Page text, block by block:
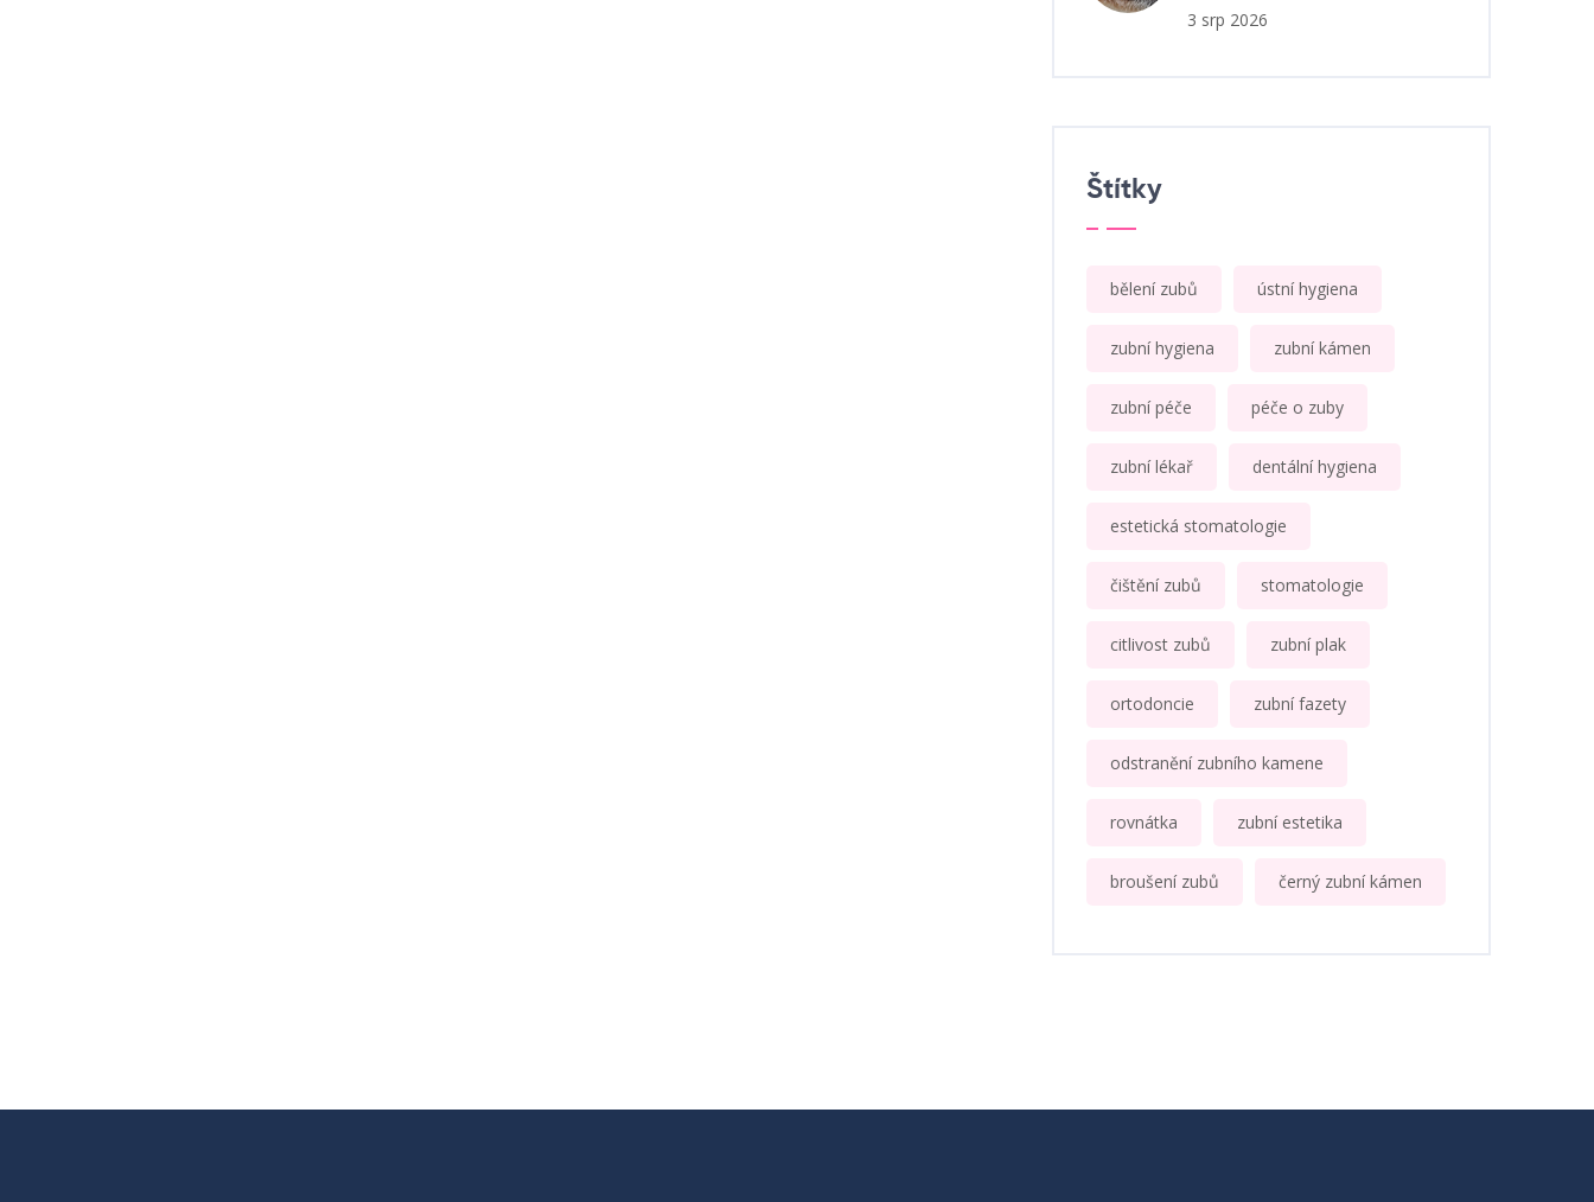
3 srp 2026
Štítky
bělení zubů ústní hygiena
zubní hygiena zubní kámen
zubní péče péče o zuby
zubní lékař dentální hygiena
estetická stomatologie
čištění zubů stomatologie
citlivost zubů zubní plak
ortodoncie zubní fazety
odstranění zubního kamene
rovnátka zubní estetika
broušení zubů černý zubní kámen